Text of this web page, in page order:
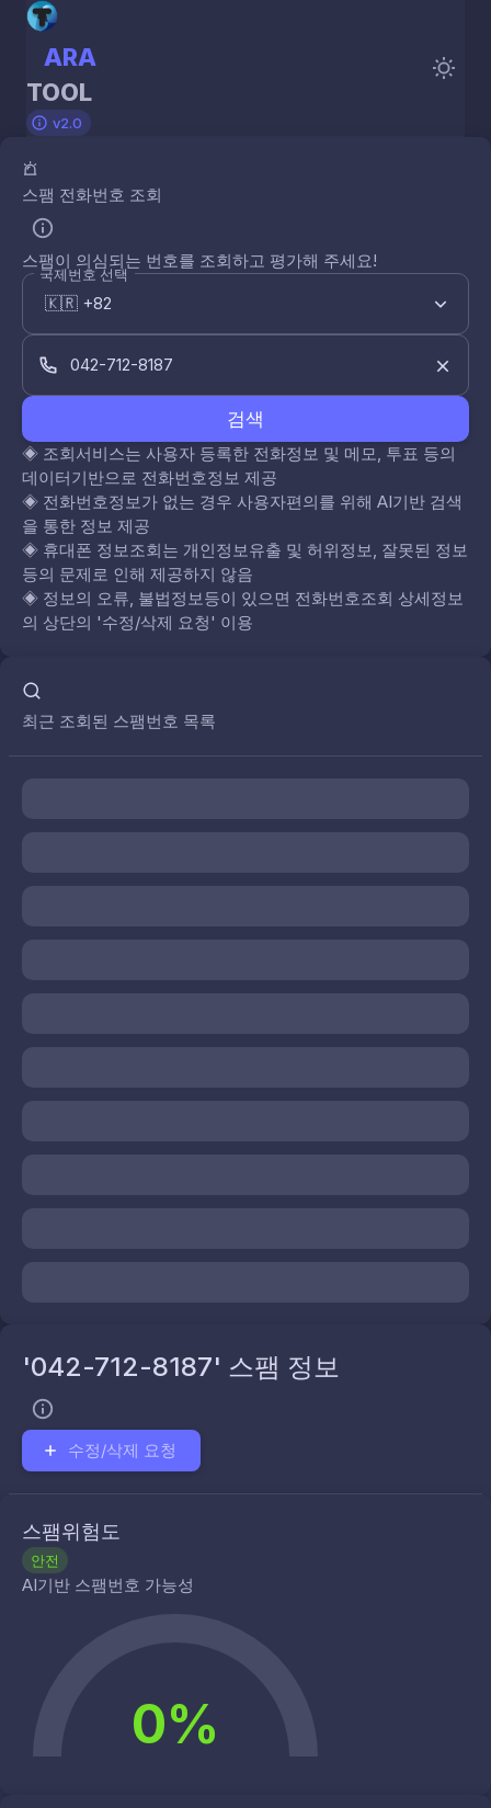
ARA
TOOL
v2.0
스팸 전화번호 조회
스팸이 의심되는 번호를 조회하고 평가해 주세요!
국제번호 선택
검색
◈ 조회서비스는 사용자 등록한 전화정보 및 메모, 투표 등의
데이터기반으로 전화번호정보 제공
◈ 전화번호정보가 없는 경우 사용자편의를 위해 AI기반 검색
을 통한 정보 제공
◈ 휴대폰 정보조회는 개인정보유출 및 허위정보, 잘못된 정보
등의 문제로 인해 제공하지 않음
◈ 정보의 오류, 불법정보등이 있으면 전화번호조회 상세정보
의 상단의 '수정/삭제 요청' 이용
최근 조회된 스팸번호 목록
'042-712-8187' 스팸 정보
수정/삭제 요청
스팸위험도
안전
AI기반 스팸번호 가능성
0%